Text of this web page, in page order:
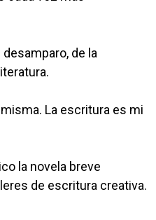
de la
La escritura es mi
la novela breve
de escritura creativa.